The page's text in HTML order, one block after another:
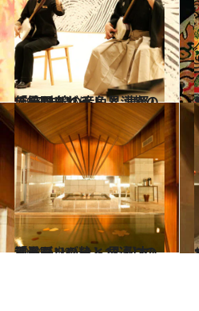
2014.9.13
「星野リゾート 界 津軽」で 三味線の音色と津軽の伝統にふれる
旅＆お出かけ
2014.6.28
「星野リゾート 界 松本」和モダンの粋と13通りの湯浴み
旅＆お出かけ 「